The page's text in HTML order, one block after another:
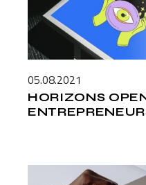
05.08.2021
HORIZONS